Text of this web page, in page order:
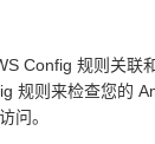
Config 规则关联
规则来检查您的
问。